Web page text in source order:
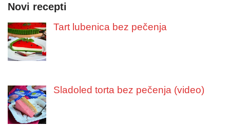
Novi recepti
Tart lubenica bez pečenja
Sladoled torta bez pečenja (video)